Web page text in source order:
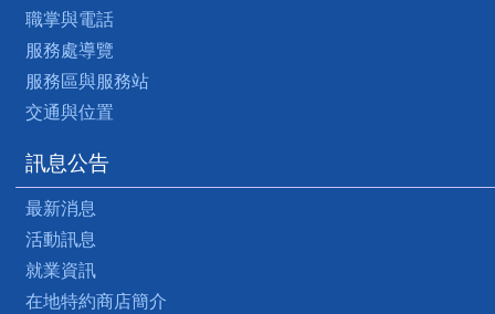
職掌與電話
服務處導覽
服務區與服務站
交通與位置
訊息公告
最新消息
活動訊息
就業資訊
在地特約商店簡介